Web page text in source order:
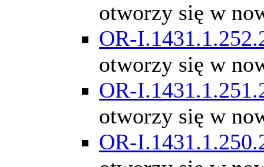
otworzy się w
OR-
otworzy się w
OR-
otworzy się w
OR-